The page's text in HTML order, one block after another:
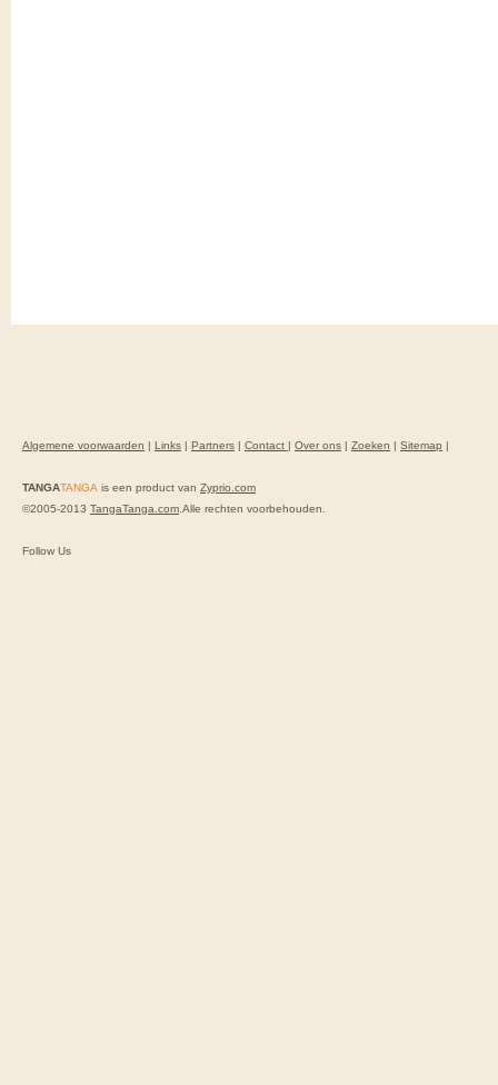
Algemene voorwaarden Links Partners Contact Over ons Zoeken Sitemap
TANGATANGA is een product van Zyprio.com
©2005-2013 TangaTanga.com.Alle rechten voorbehouden.
Follow Us